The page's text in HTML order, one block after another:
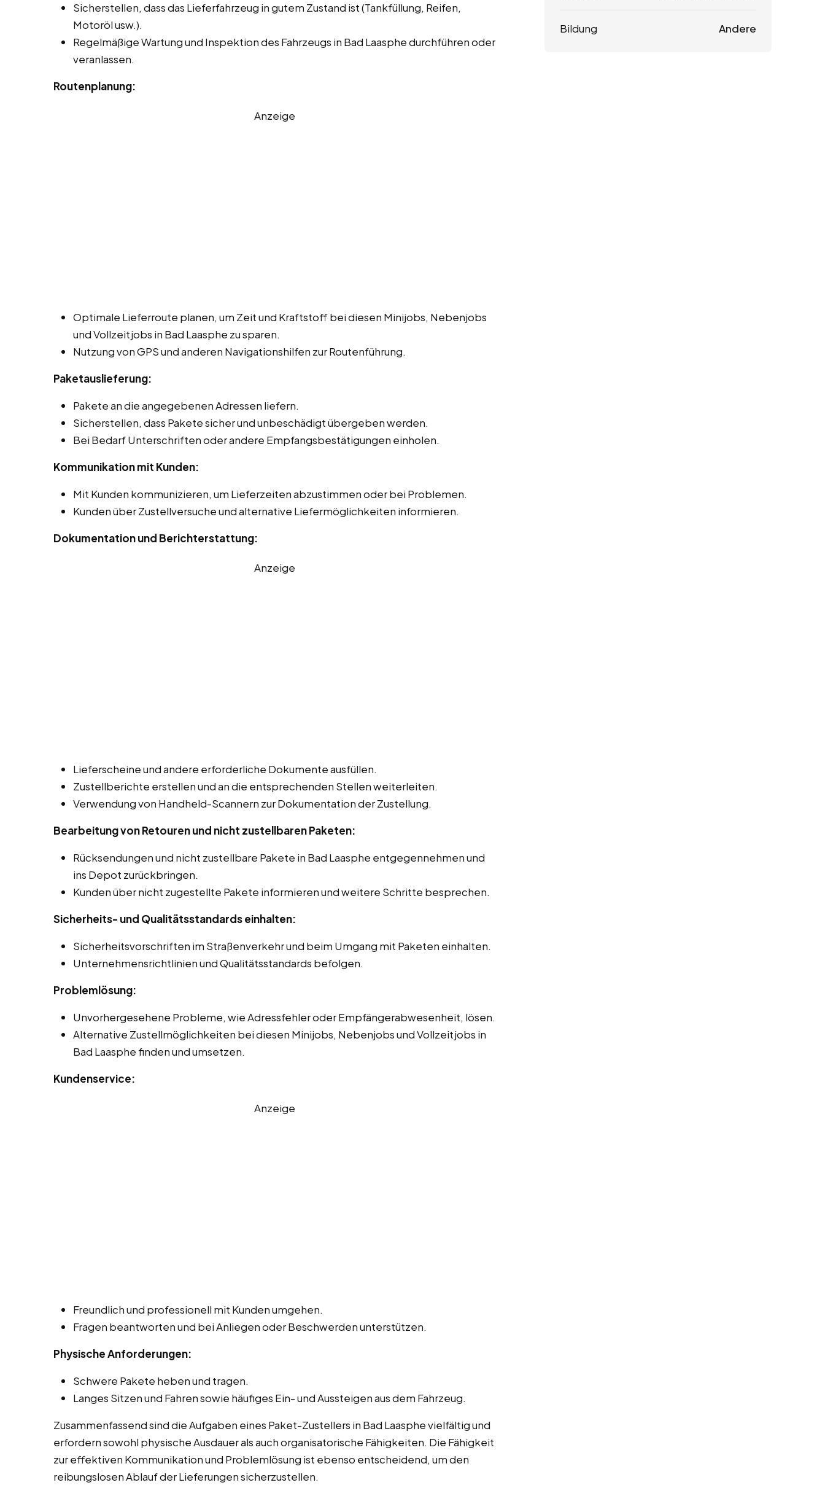
Sicherstellen, dass das Lieferfahrzeug in gutem Zustand ist (Tankfüllung, Reifen,
Motoröl usw.).
Regelmäßige Wartung und Inspektion des Fahrzeugs in Bad Laasphe durchführen oder
veranlassen.
Routenplanung:
Anzeige
Optimale Lieferroute planen, um Zeit und Kraftstoff bei diesen Minijobs, Nebenjobs
und Vollzeitjobs in Bad Laasphe zu sparen.
Nutzung von GPS und anderen Navigationshilfen zur Routenführung.
Paketauslieferung:
Pakete an die angegebenen Adressen liefern.
Sicherstellen, dass Pakete sicher und unbeschädigt übergeben werden.
Bei Bedarf Unterschriften oder andere Empfangsbestätigungen einholen.
Kommunikation mit Kunden:
Mit Kunden kommunizieren, um Lieferzeiten abzustimmen oder bei Problemen.
Kunden über Zustellversuche und alternative Liefermöglichkeiten informieren.
Dokumentation und Berichterstattung:
Anzeige
Lieferscheine und andere erforderliche Dokumente ausfüllen.
Zustellberichte erstellen und an die entsprechenden Stellen weiterleiten.
Verwendung von Handheld-Scannern zur Dokumentation der Zustellung.
Bearbeitung von Retouren und nicht zustellbaren Paketen:
Rücksendungen und nicht zustellbare Pakete in Bad Laasphe entgegennehmen und
ins Depot zurückbringen.
Kunden über nicht zugestellte Pakete informieren und weitere Schritte besprechen.
Sicherheits- und Qualitätsstandards einhalten:
Sicherheitsvorschriften im Straßenverkehr und beim Umgang mit Paketen einhalten.
Unternehmensrichtlinien und Qualitätsstandards befolgen.
Problemlösung:
Unvorhergesehene Probleme, wie Adressfehler oder Empfängerabwesenheit, lösen.
Alternative Zustellmöglichkeiten bei diesen Minijobs, Nebenjobs und Vollzeitjobs in
Bad Laasphe finden und umsetzen.
Kundenservice:
Anzeige
Freundlich und professionell mit Kunden umgehen.
Fragen beantworten und bei Anliegen oder Beschwerden unterstützen.
Physische Anforderungen:
Schwere Pakete heben und tragen.
Langes Sitzen und Fahren sowie häufiges Ein- und Aussteigen aus dem Fahrzeug.
Zusammenfassend sind die Aufgaben eines Paket-Zustellers in Bad Laasphe vielfältig und
erfordern sowohl physische Ausdauer als auch organisatorische Fähigkeiten. Die Fähigkeit
zur effektiven Kommunikation und Problemlösung ist ebenso entscheidend, um den
reibungslosen Ablauf der Lieferungen sicherzustellen.
Bildung Andere